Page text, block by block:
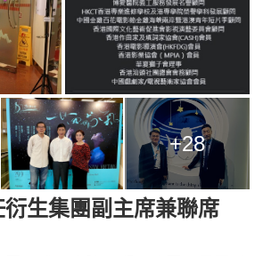
+28
生集團副主席兼聯席